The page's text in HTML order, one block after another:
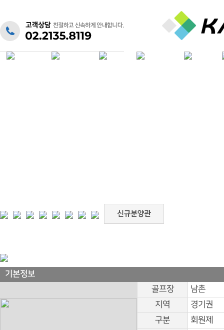
기본정보
골프장
남촌
지역
경기권
구분
회원제